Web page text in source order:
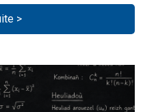
>